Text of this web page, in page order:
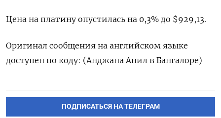
Цена на платину опустилась на 0,3% до $929,13.
Оригинал сообщения на английском языке
доступен по коду: (Анджана Анил в Бангалоре)
ПОДПИСАТЬСЯ НА ТЕЛЕГРАМ